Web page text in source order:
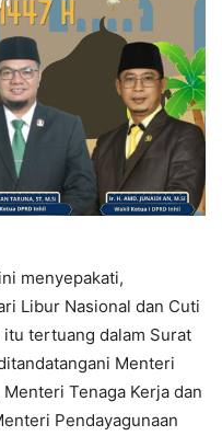
menyepakati,
Libur Nasional dan Cuti
itu tertuang dalam Surat
Menteri
Tenaga Kerja dan
Pendayagunaan